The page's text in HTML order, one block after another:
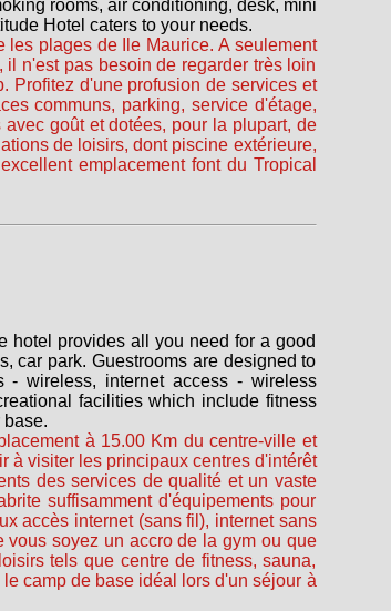
rooms, air conditioning, desk, mini
Hotel caters to your needs.
plages de Ile Maurice. A seulement
n'est pas besoin de regarder très loin
Profitez d'une profusion de services et
communs, parking, service d'étage,
goût et dotées, pour la plupart, de
de loisirs, dont piscine extérieure,
emplacement font du Tropical
hotel provides all you need for a good
car park. Guestrooms are designed to
- wireless, internet access - wireless
facilities which include fitness
à 15.00 Km du centre-ville et
à visiter les principaux centres d'intérêt
des services de qualité et un vaste
suffisamment d'équipements pour
accès internet (sans fil), internet sans
vous soyez un accro de la gym ou que
tels que centre de fitness, sauna,
camp de base idéal lors d'un séjour à